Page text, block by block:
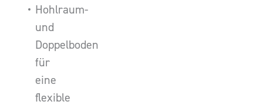
Hohlraum-
und
Doppelboden
für
eine
flexible